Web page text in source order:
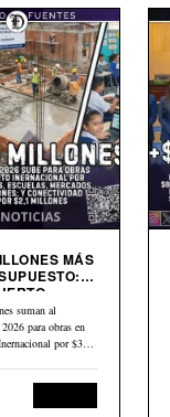
MÁS
Y
suman al
para obras en
por $30,2